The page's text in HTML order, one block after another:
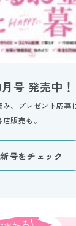
号 発売中！
、プレゼント応募
販売も。
号をチェック